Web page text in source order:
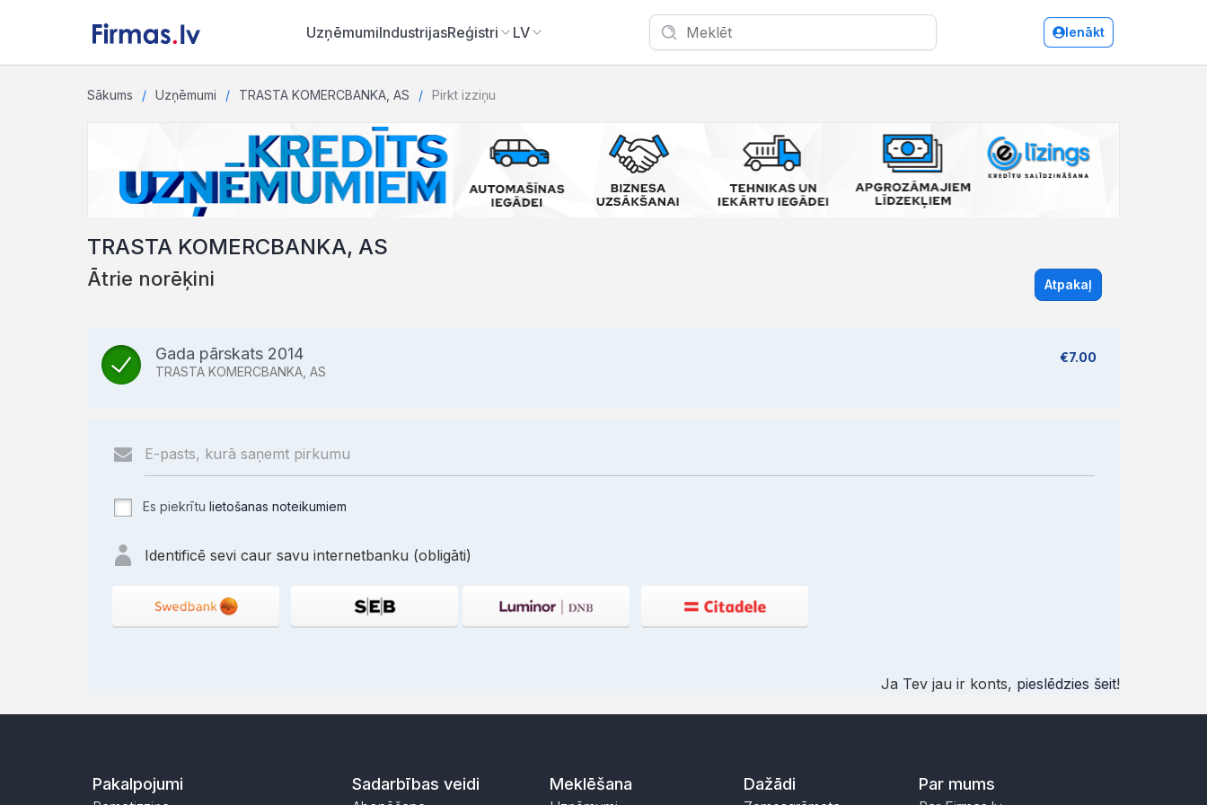
UzņēmumiIndustrijasReģistri LV Ienākt
Sākums Uzņēmumi TRASTA KOMERCBANKA, AS Pirkt izziņu
TRASTA KOMERCBANKA, AS
Ātrie norēķini Atpakaļ
Gada pārskats 2014
TRASTA KOMERCBANKA, AS
€7.00
Es piekrītu lietošanas noteikumiem
Identificē sevi caur savu internetbanku (obligāti)
Ja Tev jau ir konts, pieslēdzies šeit!
Pakalpojumi Sadarbības veidi Meklēšana Dažādi Par mums